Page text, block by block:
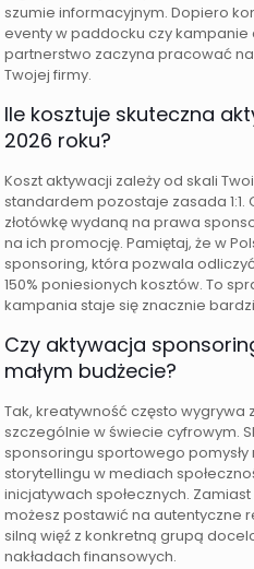
szumie informacyjnym. Dopiero
eventy w paddocku czy kampanie
partnerstwo zaczyna pracować
Twojej firmy.
Ile kosztuje skuteczna
2026 roku?
Koszt aktywacji zależy od skali
standardem pozostaje zasada 1:1.
złotówkę wydaną na prawa
na ich promocję. Pamiętaj, że w
sponsoring, która pozwala
150% poniesionych kosztów. To
kampania staje się znacznie
Czy aktywacja
małym budżecie?
Tak, kreatywność często wygrywa
szczególnie w świecie cyfrowym.
sponsoringu sportowego
storytellingu w mediach
inicjatywach społecznych.
możesz postawić na autentyczne
silną więź z konkretną grupą
nakładach finansowych.